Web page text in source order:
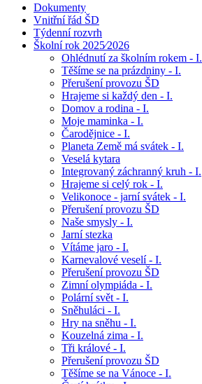
Dokumenty
Vnitřní řád ŠD
Týdenní rozvrh
Školní rok 2025⁄2026
Ohlédnutí za školním rokem - I.
Těšíme se na prázdniny - I.
Přerušení provozu ŠD
Hrajeme si každý den - I.
Domov a rodina - I.
Moje maminka - I.
Čarodějnice - I.
Planeta Země má svátek - I.
Veselá kytara
Integrovaný záchranný kruh - I.
Hrajeme si celý rok - I.
Velikonoce - jarní svátek - I.
Přerušení provozu ŠD
Naše smysly - I.
Jarní stezka
Vítáme jaro - I.
Karnevalové veselí - I.
Přerušení provozu ŠD
Zimní olympiáda - I.
Polární svět - I.
Sněhuláci - I.
Hry na sněhu - I.
Kouzelná zima - I.
Tři králové - I.
Přerušení provozu ŠD
Těšíme se na Vánoce - I.